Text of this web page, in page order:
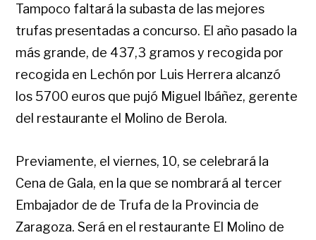
Tampoco faltará la subasta de las mejores
trufas presentadas a concurso. El año pasado la
más grande, de 437,3 gramos y recogida por
recogida en Lechón por Luis Herrera alcanzó
los 5700 euros que pujó Miguel Ibáñez, gerente
del restaurante el Molino de Berola.
Previamente, el viernes, 10, se celebrará la
Cena de Gala, en la que se nombrará al tercer
Embajador de de Trufa de la Provincia de
Zaragoza. Será en el restaurante El Molino de